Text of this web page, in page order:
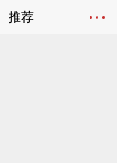
推荐